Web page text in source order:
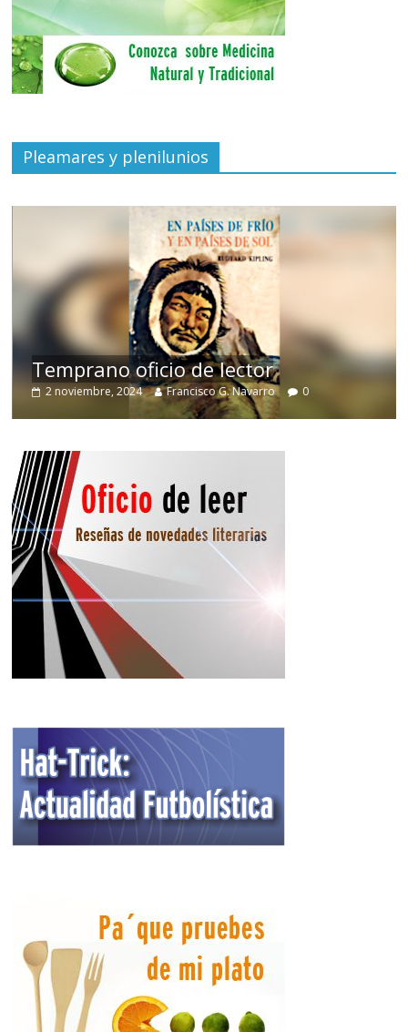
Pleamares y plenilunios
Temprano oficio de lector
2 noviembre, 2024 Francisco G. Navarro 0